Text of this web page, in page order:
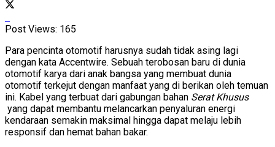
Post Views: 165
Para pencinta otomotif harusnya sudah tidak asing lagi
dengan kata Accentwire. Sebuah terobosan baru di dunia
otomotif karya dari anak bangsa yang membuat dunia
otomotif terkejut dengan manfaat yang di berikan oleh temuan
ini. Kabel yang terbuat dari gabungan bahan Serat Khusus
yang dapat membantu melancarkan penyaluran energi
kendaraan semakin maksimal hingga dapat melaju lebih
responsif dan hemat bahan bakar.